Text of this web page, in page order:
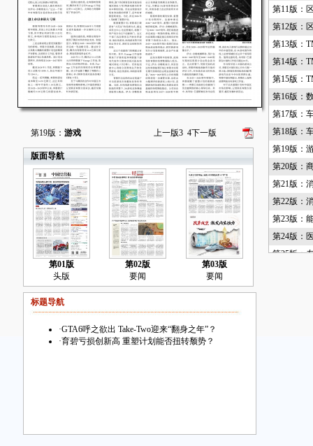
第19版： 游戏 上一版3 4下一版
版面导航
第01版
头版
第02版
要闻
第03版
要闻
标题导航
·GTA6呼之欲出 Take-Two迎来“翻身之年”？
·育碧亏损创新高 重塑计划能否扭转颓势？
第11版：
第12版：
第13版：
第14版：
第15版：
第16版：
第17版：
第18版：
第19版：
第20版：
第21版：
第22版：
第23版：
第24版：
第25版：